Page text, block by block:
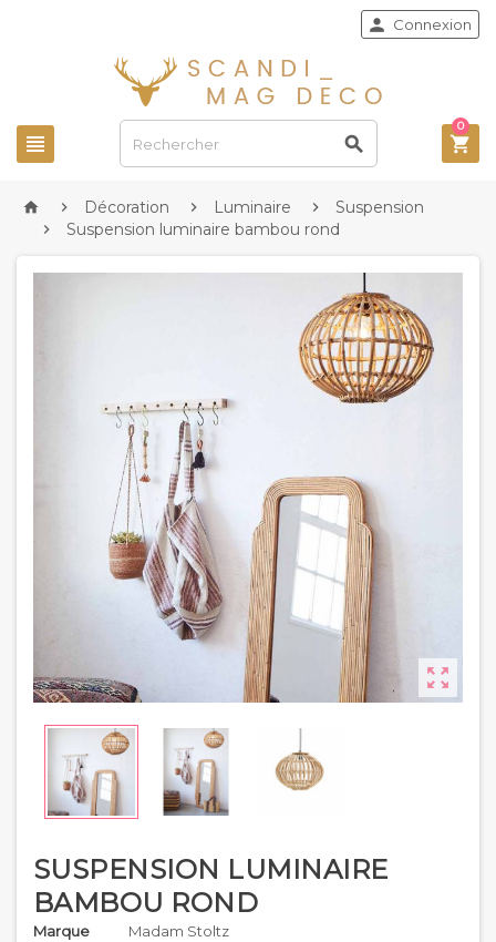
 
 Connexion

0
  Décoration  Luminaire  Suspension
 Suspension luminaire bambou rond

SUSPENSION LUMINAIRE
BAMBOU ROND
Marque
Madam Stoltz